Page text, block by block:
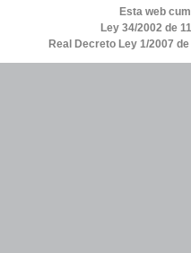
Esta web
Ley 34/2002 de
Real Decreto Ley 1/2007